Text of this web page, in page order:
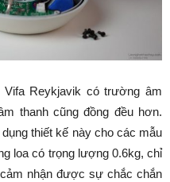
Reykjavik có trường âm
thanh cũng đồng đều hơn.
thiết kế này cho các mẫu
loa có trọng lượng 0.6kg, chỉ
nhận được sự chắc chắn